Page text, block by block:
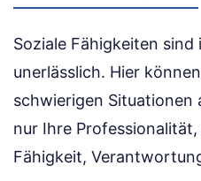
Soziale Fähigkeiten sind
unerlässlich. Hier
schwierigen Situationen
nur Ihre
Fähigkeit,